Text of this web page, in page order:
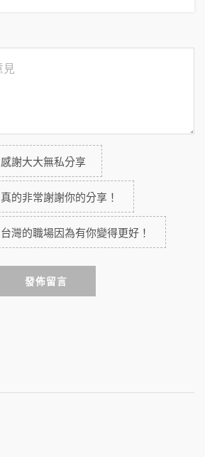
感謝大大無私分享
真的非常謝謝你的分享！
台灣的職場因為有你變得更好！
發佈留言